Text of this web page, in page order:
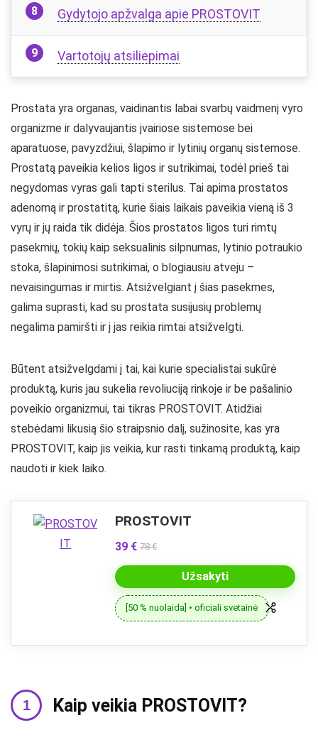
Gydytojo apžvalga apie PROSTOVIT
Vartotojų atsiliepimai
Prostata yra organas, vaidinantis labai svarbų vaidmenį vyro
organizme ir dalyvaujantis įvairiose sistemose bei
aparatuose, pavyzdžiui, šlapimo ir lytinių organų sistemose.
Prostatą paveikia kelios ligos ir sutrikimai, todėl prieš tai
negydomas vyras gali tapti sterilus. Tai apima prostatos
adenomą ir prostatitą, kurie šiais laikais paveikia vieną iš 3
vyrų ir jų raida tik didėja. Šios prostatos ligos turi rimtų
pasekmių, tokių kaip seksualinis silpnumas, lytinio potraukio
stoka, šlapinimosi sutrikimai, o blogiausiu atveju –
nevaisingumas ir mirtis. Atsižvelgiant į šias pasekmes,
galima suprasti, kad su prostata susijusių problemų
negalima pamiršti ir į jas reikia rimtai atsižvelgti.
Būtent atsižvelgdami į tai, kai kurie specialistai sukūrė
produktą, kuris jau sukelia revoliuciją rinkoje ir be pašalinio
poveikio organizmui, tai tikras PROSTOVIT. Atidžiai
stebėdami likusią šio straipsnio dalį, sužinosite, kas yra
PROSTOVIT, kaip jis veikia, kur rasti tinkamą produktą, kaip
naudoti ir kiek laiko.
PROSTOVIT
39 € 78 €
Užsakyti
[50 % nuolaida] • oficiali svetainė
Kaip veikia PROSTOVIT?